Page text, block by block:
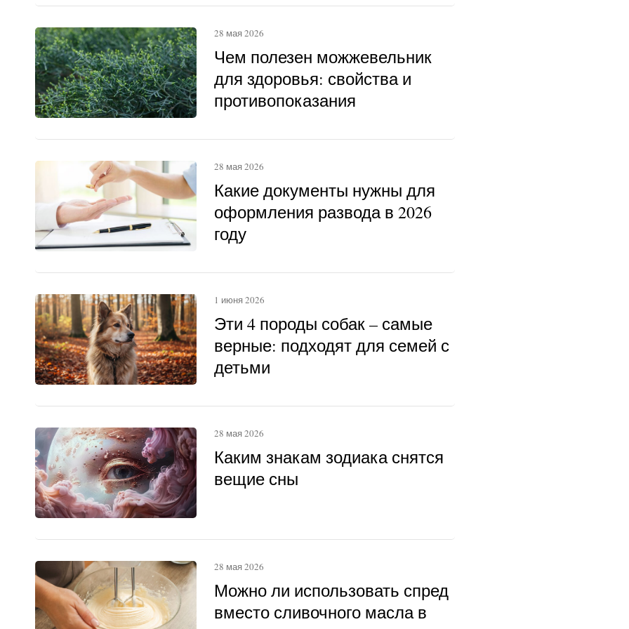
Чем полезен можжевельник
для здоровья: свойства и
противопоказания
28 мая 2026
Какие документы нужны для
оформления развода в 2026
году
28 мая 2026
Эти 4 породы собак – самые
верные: подходят для семей с
детьми
1 июня 2026
Каким знакам зодиака снятся
вещие сны
28 мая 2026
Можно ли использовать спред
вместо сливочного масла в
28 мая 2026